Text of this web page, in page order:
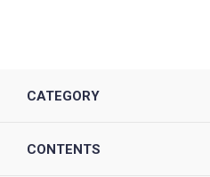
CATEGORY
CONTENTS